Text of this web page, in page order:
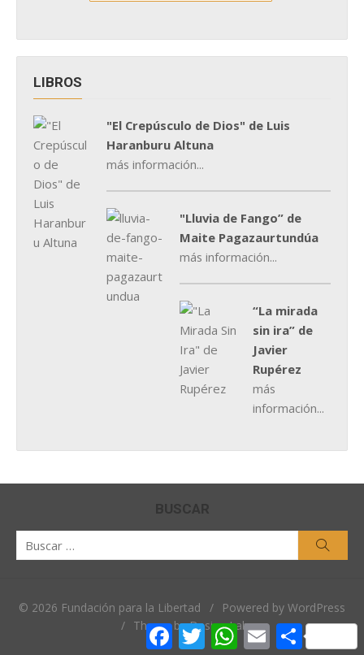
LIBROS
"El Crepúsculo de Dios" de Luis
Haranburu Altuna
más información...
"Lluvia de Fango” de
Maite Pagazaurtundúa
más información...
“La mirada
sin ira” de
Javier
Rupérez
más
información...
BUSCAR
© 2026 Fundación para la Libertad /
Powered by WordPress
/ Theme by Design Lab
Facebook
TwitterWhatsApp
EmailCompartir